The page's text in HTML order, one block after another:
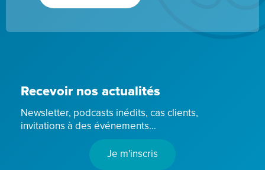
Recevoir nos actualités
Newsletter, podcasts inédits, cas clients,
invitations à des événements…
Je m'inscris